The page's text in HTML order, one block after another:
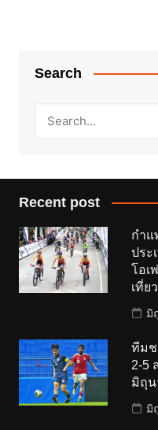
Search
Recent post
กำแ
ประ
โอเ
เที่ย
มิ
ทีมช
2-5
มิถุ
มิ